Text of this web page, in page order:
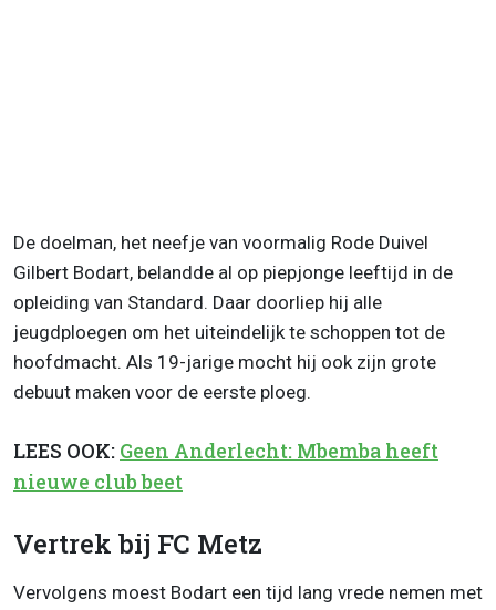
De doelman, het neefje van voormalig Rode Duivel
Gilbert Bodart, belandde al op piepjonge leeftijd in de
opleiding van Standard. Daar doorliep hij alle
jeugdploegen om het uiteindelijk te schoppen tot de
hoofdmacht. Als 19-jarige mocht hij ook zijn grote
debuut maken voor de eerste ploeg.
LEES OOK: Geen Anderlecht: Mbemba heeft
nieuwe club beet
Vertrek bij FC Metz
Vervolgens moest Bodart een tijd lang vrede nemen met